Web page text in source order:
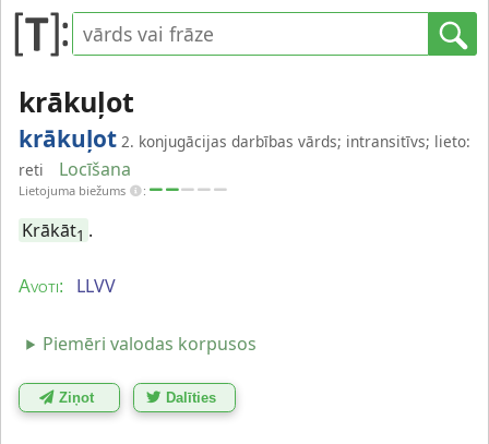
krākuļot
krākuļot 2. konjugācijas darbības vārds; intransitīvs; lieto:
reti
Locīšana
Lietojuma biežums :
Krākāt1 .
Avoti: LLVV
Piemēri valodas korpusos
Ziņot Dalīties